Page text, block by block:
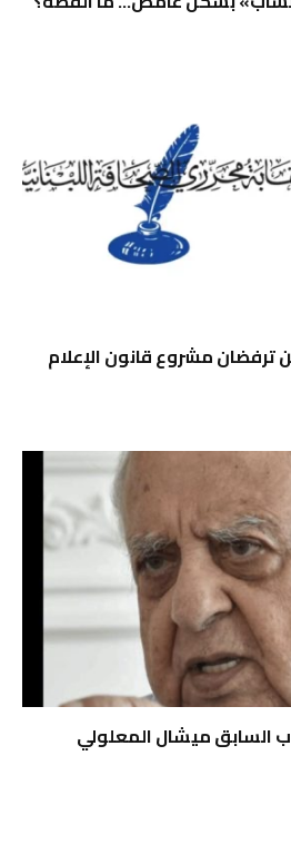
ترفضان مشروع قانون الإعلام
السابق ميشال المعلولي